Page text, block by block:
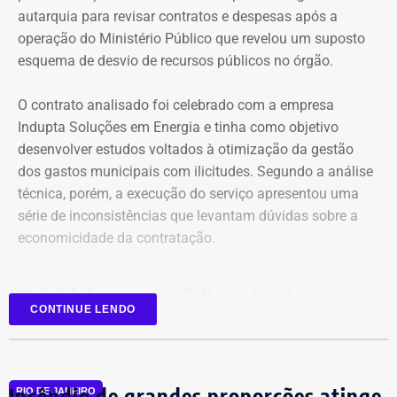
Declaração de bens de Vinícius Cozzolino em 2026 — Foto:
Reprodução/Divulgacand
autarquia para revisar contratos e despesas após a
operação do Ministério Público que revelou um suposto
esquema de desvio de recursos públicos no órgão.
O contrato analisado foi celebrado com a empresa
Indupta Soluções em Energia e tinha como objetivo
desenvolver estudos voltados à otimização da gestão
dos gastos municipais com ilicitudes. Segundo a análise
técnica, porém, a execução do serviço apresentou uma
série de inconsistências que levantam dúvidas sobre a
economicidade da contratação.
Relatório aponta falhas desde o
planejamento
auditores está a concentração de funções incompatíveis
CONTINUE LENDO
RIO DE JANEIRO